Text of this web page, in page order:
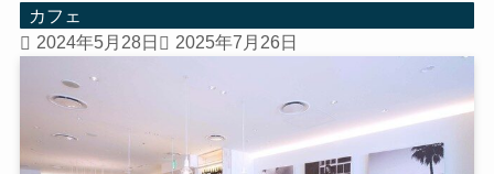
カフェ
2024年5月28日
2025年7月26日